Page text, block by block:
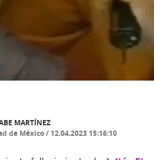
MARTÍNEZ
de México/ 12.04.2023 15:16:10